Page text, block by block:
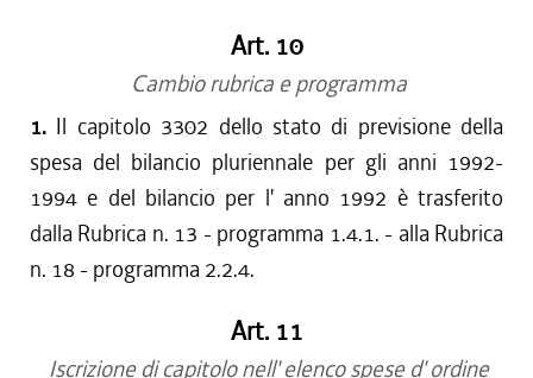
Art. 10
Cambio rubrica e programma
1. Il capitolo 3302 dello stato di previsione della
spesa del bilancio pluriennale per gli anni 1992-
1994 e del bilancio per l' anno 1992 è trasferito
dalla Rubrica n. 13 - programma 1.4.1. - alla Rubrica
n. 18 - programma 2.2.4.
Art. 11
Iscrizione di capitolo nell' elenco spese d' ordine